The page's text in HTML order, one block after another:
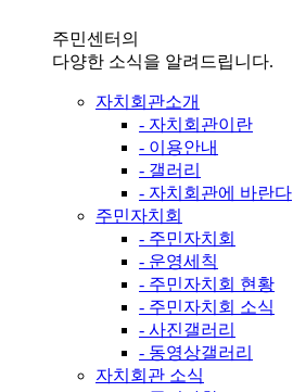
주민센터의
다양한 소식을 알려드립니다.
자치회관소개
- 자치회관이란
- 이용안내
- 갤러리
- 자치회관에 바란다
주민자치회
- 주민자치회
- 운영세칙
- 주민자치회 현황
- 주민자치회 소식
- 사진갤러리
- 동영상갤러리
자치회관 소식